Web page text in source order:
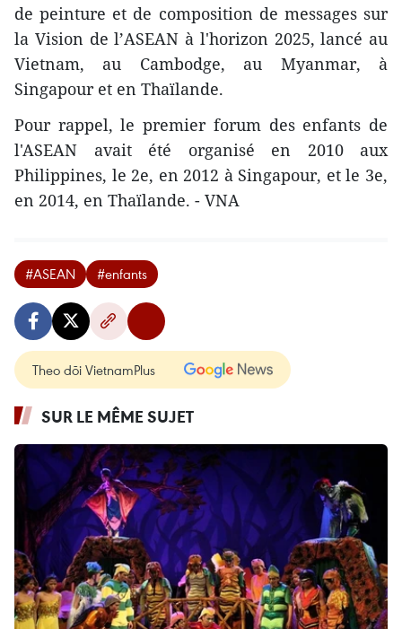
de peinture et de composition de messages sur
la Vision de l’ASEAN ​à l'horizon 2025, lancé au
Vietnam, au Cambodge, au Myanmar, à
Singapour et en Thaïlande.
Pour rappel, le premier forum des enfants de
l'ASEAN avait été organisé en 2010 aux
Philippines, le 2e, en 2012 à Singapour, et le 3e,
en 2014, en Thaïlande. - VNA
#ASEAN #enfants
Theo dõi VietnamPlus
SUR LE MÊME SUJET